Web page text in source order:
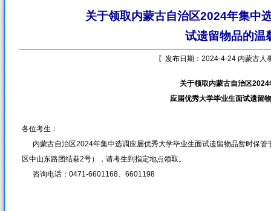
关于领取内蒙古自治区2024年集中
试遗留物品的温
〖发布日期：2024-4-24 内蒙古人
关于领取内蒙古自治区2024
应届优秀大学毕业生面试遗留
各位考生：
内蒙古自治区2024年集中选调应届优秀大学毕业生面试遗留物品暂时保管
区中山东路团结巷2号），请考生到指定地点领取。
咨询电话：0471-6601168、6601198